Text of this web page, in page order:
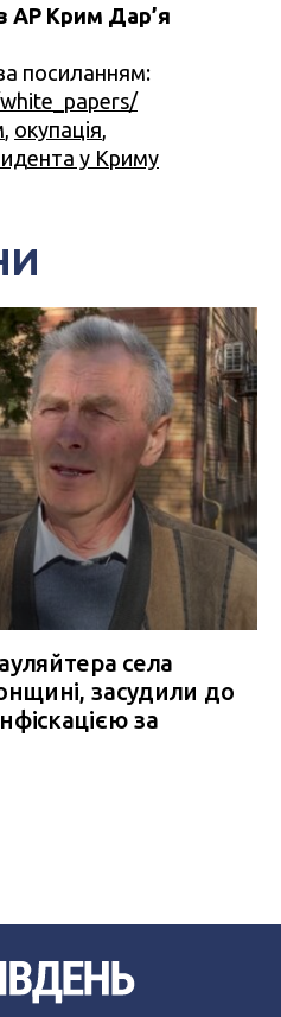
АР Крим Дар’я
посиланням:
окупація
у Криму
села
засудили до
за